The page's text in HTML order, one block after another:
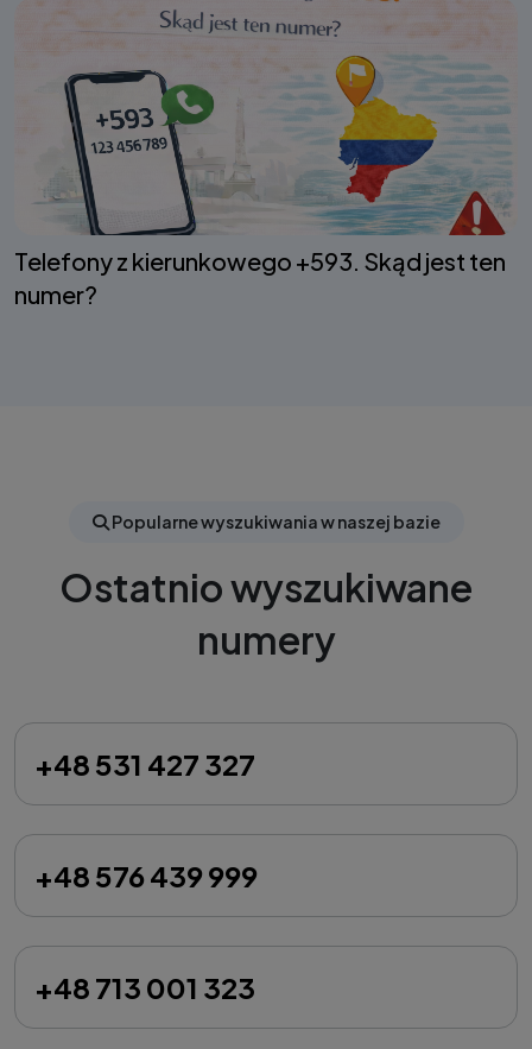
Telefony z kierunkowego +593. Skąd jest ten
numer?
Popularne wyszukiwania w naszej bazie
Ostatnio wyszukiwane
numery
+48 531 427 327
+48 576 439 999
+48 713 001 323